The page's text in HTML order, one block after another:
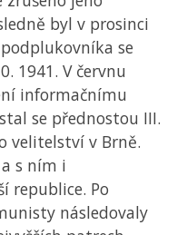
byl v prosinci
se
1941. V červnu
informačnímu
se přednostou III.
velitelství v Brně.
s ním i
republice. Po
následovaly